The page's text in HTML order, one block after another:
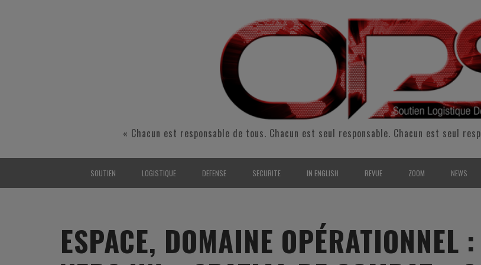
« Chacun est responsable de tous. Chacun est seul responsable. Chacun est seul
SOUTIEN LOGISTIQUE
AIR
DEFENSE
AIR
SECURITE
RÉSERVE & GARDE NATIONALE
FORMATION/ ENTRAÎNEMENT
IN ENGLISH
LOGISTIC / SUPPLY CHAIN
DEFENSE
REVUE ZOOM
ANALYSE
NEWS
2011
ESPACE, DOMAINE OPÉRATIONNEL :